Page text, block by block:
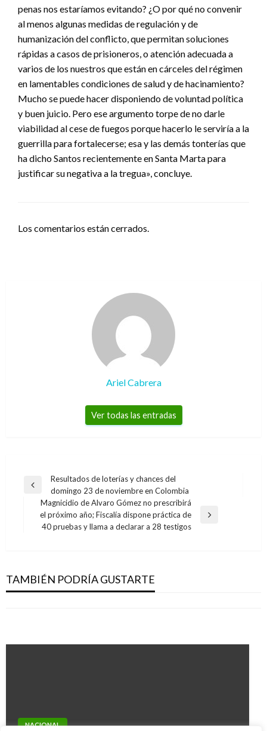
penas nos estaríamos evitando? ¿O por qué no convenir
al menos algunas medidas de regulación y de
humanización del conflicto, que permitan soluciones
rápidas a casos de prisioneros, o atención adecuada a
varios de los nuestros que están en cárceles del régimen
en lamentables condiciones de salud y de hacinamiento?
Mucho se puede hacer disponiendo de voluntad política
y buen juicio. Pero ese argumento torpe de no darle
viabilidad al cese de fuegos porque hacerlo le serviría a la
guerrilla para fortalecerse; esa y las demás tonterías que
ha dicho Santos recientemente en Santa Marta para
justificar su negativa a la tregua», concluye.
Los comentarios están cerrados.
Ariel Cabrera
Ver todas las entradas
Navegación
entradas
Entrada
anterior
Resultados de loterías y chances del
domingo 23 de noviembre en Colombia
Entrada
siguiente
Magnicidio de Alvaro Gómez no prescribirá
el próximo año; Fiscalía dispone práctica de
40 pruebas y llama a declarar a 28 testigos
TAMBIÉN PODRÍA GUSTARTE
de julio
Mary Gomez miércoles julio 13, 2016
sitio crítico La Huesera, en Antioquia
Duque busca fortalecer la relaciones con
NACIONAL